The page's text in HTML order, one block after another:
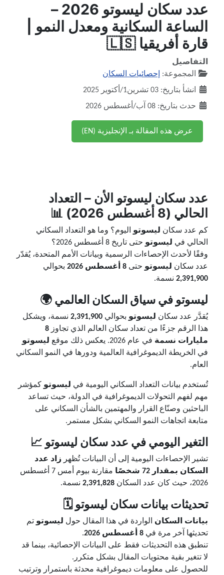
عدد سكان ليسوتو 2026 –
الساعة السكانية ومعدل النمو |
قارة أفريقيا 🇱🇸
التفاصيل
المجموعة:
إحصائيات السكان
انشأ بتاريخ: 03 تشرين1/أكتوير 2025
حدث بتاريخ: 08 آب/أغسطس 2026
عرض هذه المقالة بـ الإنجليزية (EN)
عدد سكان ليسوتو الأن – التعداد
الحالي (8 أغسطس 2026) 📊
كم عدد سكان ليسوتو اليوم؟ وما هو التعداد السكاني
الحالي في ليسوتو حتى تاريخ 8 أغسطس 2026؟
وفقًا لأحدث الإحصاءات الرسمية وبيانات الأمم المتحدة، يُقدّر
عدد سكان ليسوتو حتى 8 أغسطس 2026
بحوالي
2,391,900 نسمة.
ليسوتو في سياق السكان العالمي 🌍
يُقدَّر عدد سكان ليسوتو بحوالي 2,391,900 نسمة، ويشكل
هذا الرقم جزءًا من تعداد سكان العالم الذي تجاوز 8
مليارات نسمة في عام 2026. يعكس ذلك موقع
ليسوتو
في الخريطة الديموغرافية العالمية ودورها في النمو السكاني
العام.
تُستخدم بيانات التعداد السكاني اليومية في ليسوتو كمؤشر
مهم لفهم التحولات الديموغرافية في الدولة، حيث تساعد
الباحثين وصنّاع القرار والمهتمين بالشأن السكاني على
متابعة اتجاهات النمو السكاني بشكل مستمر.
التغير اليومي في عدد سكان ليسوتو 📈
تشير الإحصاءات اليومية إلى أن البيانات تُظهر زاد عدد
السكان بمقدار 72 شخصًا
مقارنة بيوم أمس 7 أغسطس
2026، حيث كان عدد السكان
2,391,828 نسمة.
تحديثات بيانات سكان ليسوتو 🗓️
بيانات السكان الواردة في هذا المقال حول ليسوتو تم
تحديثها آخر مرة في 8 أغسطس 2026
.
تنطبق هذه التحديثات فقط على البيانات الإحصائية، بينما قد
لا تتغير بقية محتويات المقال بشكل متكرر.
للحصول على معلومات ديموغرافية محدثة باستمرار وترتيب